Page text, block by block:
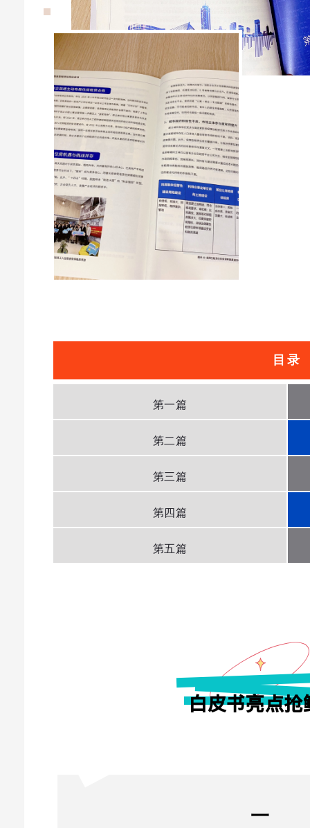
目录
第一篇
第二篇
第三篇
第四篇
第五篇
白皮书亮点抢
一